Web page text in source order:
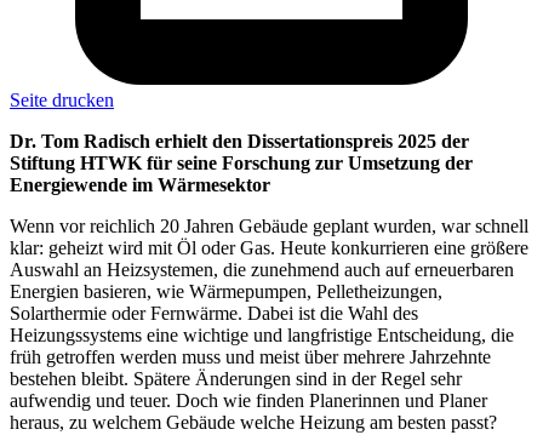
Seite drucken
Dr. Tom Radisch erhielt den Dissertationspreis 2025 der
Stiftung HTWK für seine Forschung zur Umsetzung der
Energiewende im Wärmesektor
Wenn vor reichlich 20 Jahren Gebäude geplant wurden, war schnell
klar: geheizt wird mit Öl oder Gas. Heute konkurrieren eine größere
Auswahl an Heizsystemen, die zunehmend auch auf erneuerbaren
Energien basieren, wie Wärmepumpen, Pelletheizungen,
Solarthermie oder Fernwärme. Dabei ist die Wahl des
Heizungssystems eine wichtige und langfristige Entscheidung, die
früh getroffen werden muss und meist über mehrere Jahrzehnte
bestehen bleibt. Spätere Änderungen sind in der Regel sehr
aufwendig und teuer. Doch wie finden Planerinnen und Planer
heraus, zu welchem Gebäude welche Heizung am besten passt?